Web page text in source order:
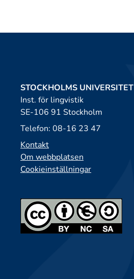
STOCKHOLMS UNIVERSITET
Inst. för lingvistik
SE-106 91 Stockholm
Telefon: 08-16 23 47
Kontakt
Om webbplatsen
Cookieinställningar